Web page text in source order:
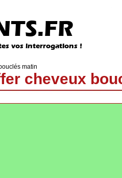
vos interrogations !
matin
cheveux